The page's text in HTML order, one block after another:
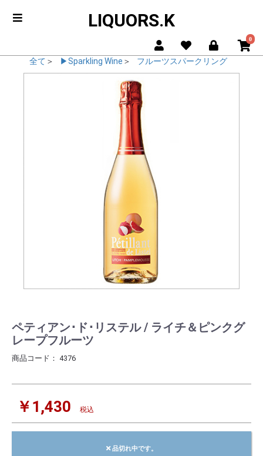
LIQUORS.K
0
全て ＞ ▶Sparkling Wine ＞ フルーツスパークリング
ペティアン･ド･リステル / ライチ＆ピンクグ
レープフルーツ
商品コード： 4376
￥1,430 税込
品切れ中です。